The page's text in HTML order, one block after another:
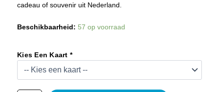
cadeau of souvenir uit Nederland.
Beschikbaarheid: 57 op voorraad
Kies Een Kaart *
Gogh
Zonnebloemen
Aantal